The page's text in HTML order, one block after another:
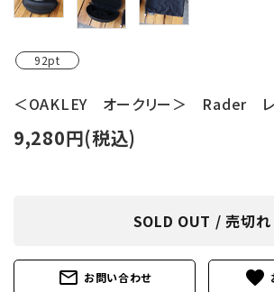
ACCOUNT MENU
ようこそ ゲスト 様
92pt
＜OAKLEY オークリー＞ Rader レ
9,280円(税込)
SOLD OUT / 売切れ
mail_outline お問い合わせ favorite